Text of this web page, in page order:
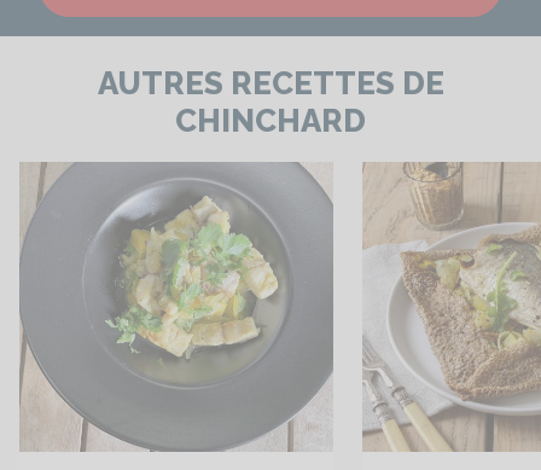
AUTRES RECETTES DE
CHINCHARD